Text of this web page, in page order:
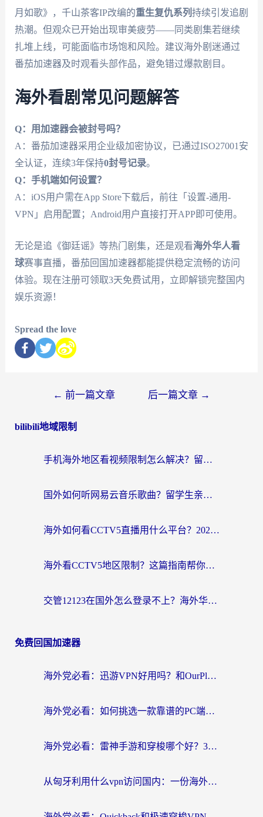
月如歌》，千山茶客IP改编的重生复仇系列 持续引发追剧
热潮。但观众已开始出现审美疲劳——同类剧集若继续
扎堆上线，可能面临市场饱和风险。建议海外剧迷通过
番茄加速器及时观看头部作品，避免错过爆款剧目。
海外看剧常见问题解答
Q：用加速器会被封号吗？
A：番茄加速器采用企业级加密协议，已通过ISO27001安
全认证，连续3年保持0封号记录。
Q：手机端如何设置？
A：iOS用户需在App Store下载后，前往「设置-通用-
VPN」启用配置；Android用户直接打开APP即可使用。
无论是追《御廷谣》等热门剧集，还是观看海外华人看
球赛事直播，番茄回国加速器都能提供稳定流畅的访问
体验。现在注册可领取3天免费试用，立即解锁完整国内
娱乐资源！
Spread the love
← 前一篇文章 后一篇文章 →
bilibili地域限制
手机海外地区看视频限制怎么解决？留学生亲测有效的回国加速器指南
国外如何听网易云音乐歌曲？留学生亲测有效的回国加速方案
海外如何看CCTV5直播用什么平台？2026最新指南：看欧洲杯、中超、奥运不再卡
海外看CCTV5地区限制？这篇指南帮你流畅看欧洲杯、NBA还听中文解说
交管12123在国外怎么登录不上？海外华人必看的回国加速器选择指南
免费回国加速器
海外党必看：迅游VPN好用吗？和OurPlay VPN对比哪个回国效果更好？附真实体验测评
海外党必看：如何挑选一款靠谱的PC端VPN，让回国冲浪不再卡顿
海外党必看：雷神手游和穿梭哪个好？3步教你选对回国加速器（附实测对比）
从匈牙利用什么vpn访问国内：一份海外游子的网络归乡指南